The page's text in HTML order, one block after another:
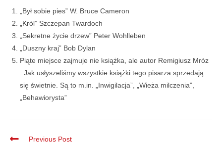
„Był sobie pies” W. Bruce Cameron
„Król” Szczepan Twardoch
„Sekretne życie drzew” Peter Wohlleben
„Duszny kraj” Bob Dylan
Piąte miejsce zajmuje nie książka, ale autor Remigiusz Mróz
. Jak usłyszeliśmy wszystkie książki tego pisarza sprzedają
się świetnie. Są to m.in. „Inwigilacja”, „Wieża milczenia”,
„Behawiorysta”
Previous Post